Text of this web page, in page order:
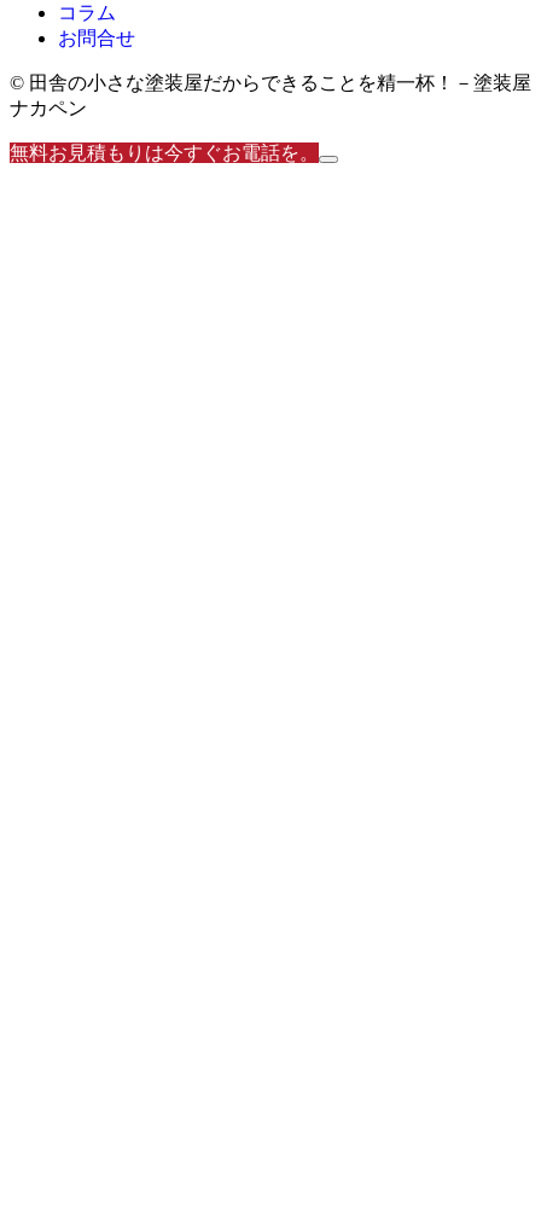
コラム
お問合せ
© 田舎の小さな塗装屋だからできることを精一杯！－塗装屋
ナカペン
無料お見積もりは今すぐお電話を。